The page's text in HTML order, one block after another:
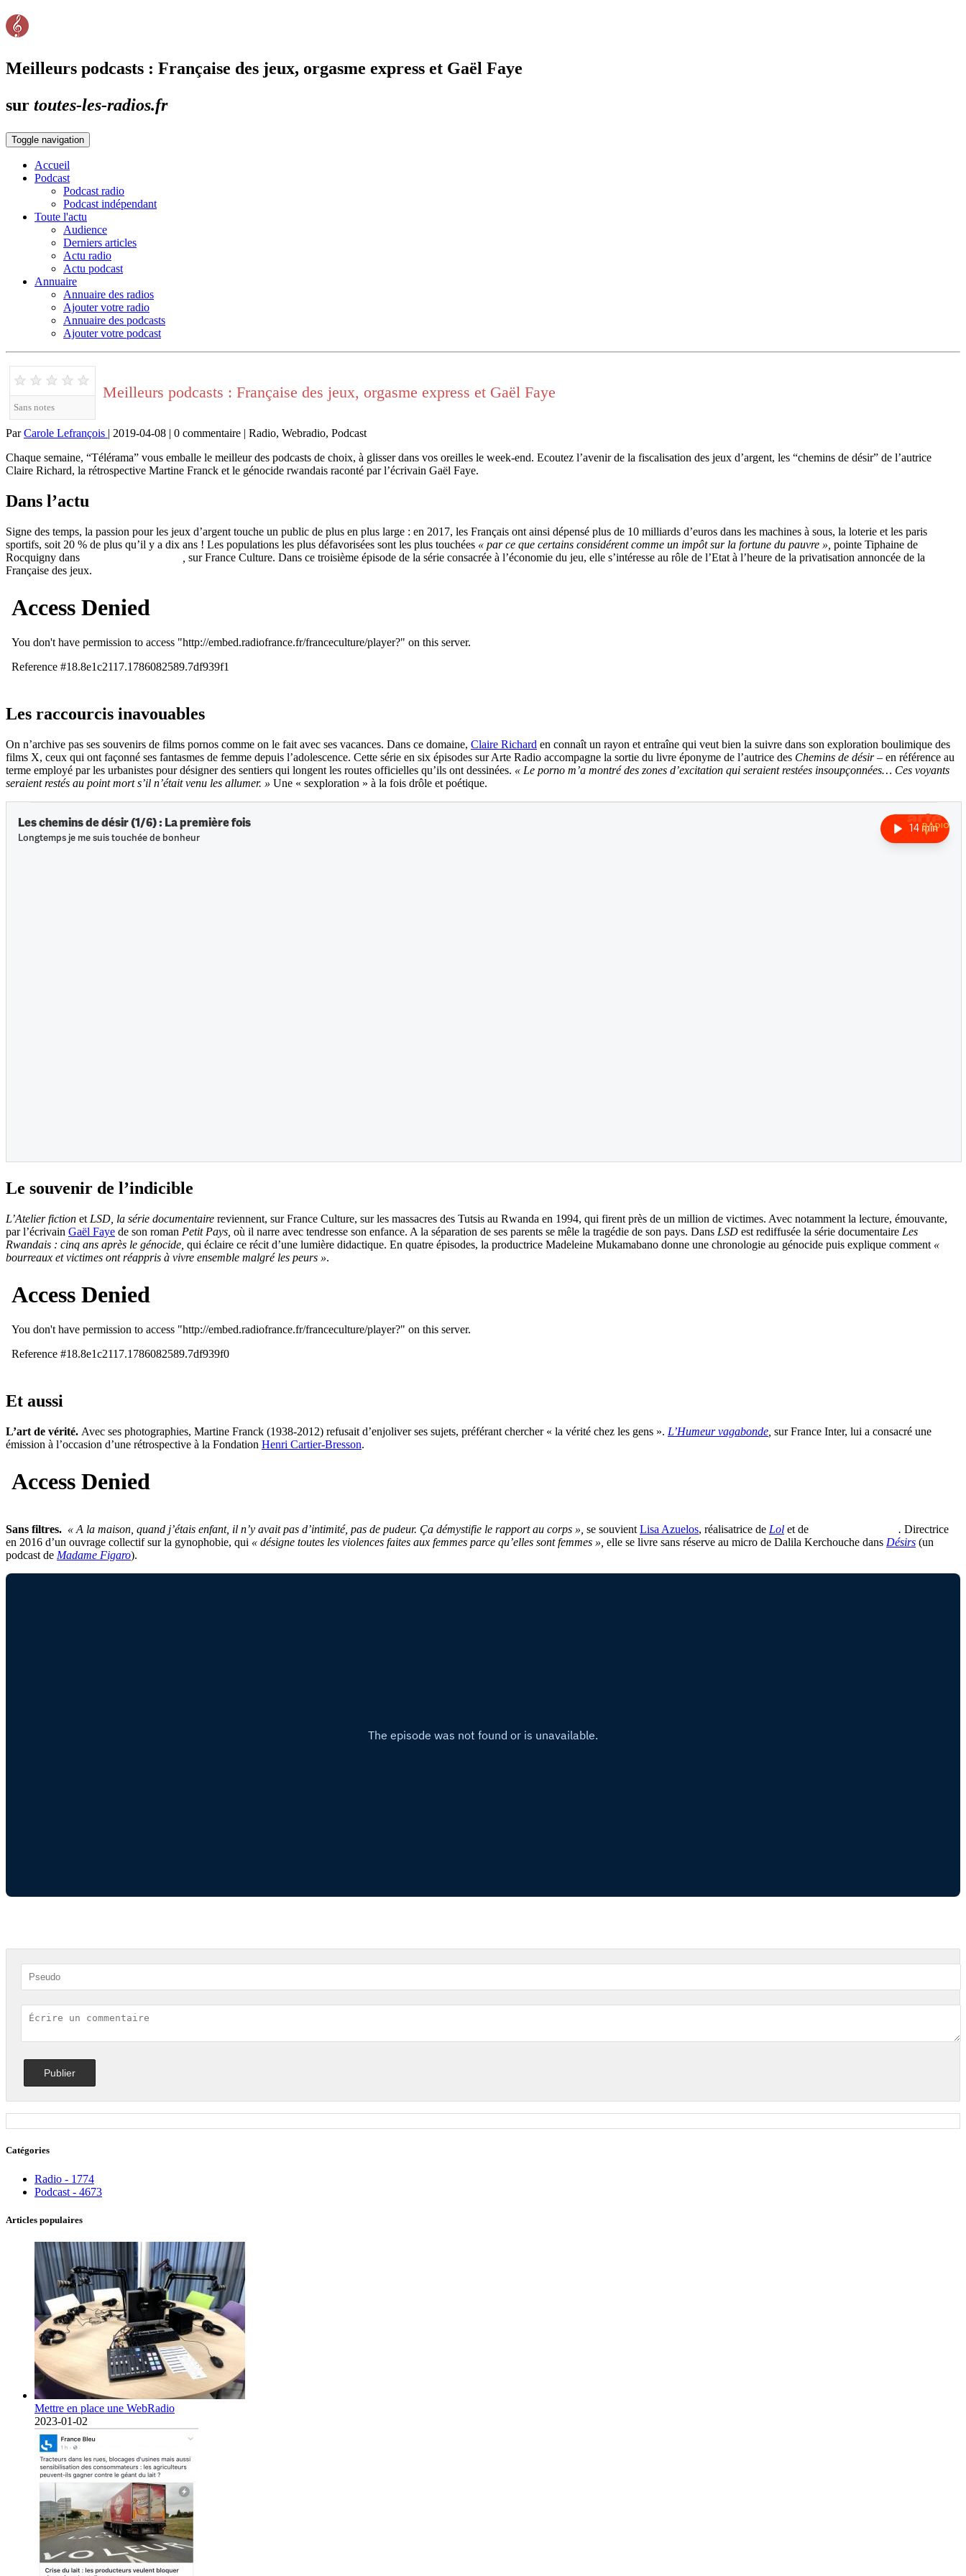
Meilleurs podcasts : Française des jeux, orgasme express et Gaël Faye
sur toutes-les-radios.fr
Toggle navigation
Accueil
Podcast
Podcast radio
Podcast indépendant
Toute l'actu
Audience
Derniers articles
Actu radio
Actu podcast
Annuaire
Annuaire des radios
Ajouter votre radio
Annuaire des podcasts
Ajouter votre podcast
★ ★ ★ ★ ★
Sans notes
Meilleurs podcasts : Française des jeux, orgasme express et Gaël Faye
ParCarole Lefrançois | 2019-04-08 | 0 commentaire | Radio, Webradio, Podcast
Chaque semaine, “Télérama” vous emballe le meilleur des podcasts de choix, à glisser dans vos oreilles le week-end. Ecoutez l’avenir de la fiscalisation des jeux d’argent, les “chemins de désir” de l’autrice
Claire Richard, la rétrospective Martine Franck et le génocide rwandais raconté par l’écrivain Gaël Faye.
Dans l’actu
Signe des temps, la passion pour les jeux d’argent touche un public de plus en plus large : en 2017, les Français ont ainsi dépensé plus de 10 milliards d’euros dans les machines à sous, la loterie et les paris
sportifs, soit 20 % de plus qu’il y a dix ans ! Les populations les plus défavorisées sont les plus touchées « par ce que certains considérent comme un impôt sur la fortune du pauvre », pointe Tiphaine de
Rocquigny dans
sur France Culture. Dans ce troisième épisode de la série consacrée à l’économie du jeu, elle s’intéresse au rôle de l’Etat à l’heure de la privatisation annoncée de la
Française des jeux.
Les raccourcis inavouables
On n’archive pas ses souvenirs de films pornos comme on le fait avec ses vacances. Dans ce domaine, Claire Richard en connaît un rayon et entraîne qui veut bien la suivre dans son exploration boulimique des
films X, ceux qui ont façonné ses fantasmes de femme depuis l’adolescence. Cette série en six épisodes sur Arte Radio accompagne la sortie du livre éponyme de l’autrice des Chemins de désir– en référence au
terme employé par les urbanistes pour désigner des sentiers qui longent les routes officielles qu’ils ont dessinées. « Le porno m’a montré des zones d’excitation qui seraient restées insoupçonnées… Ces voyants
seraient restés au point mort s’il n’était venu les allumer. » Une « sexploration » à la fois drôle et poétique.
Le souvenir de l’indicible
L’Atelier fiction et LSD, la série documentaire reviennent, sur France Culture, sur les massacres des Tutsis au Rwanda en 1994, qui firent près de un million de victimes. Avec notamment la lecture, émouvante,
par l’écrivain Gaël Faye de son roman Petit Pays, où il narre avec tendresse son enfance. A la séparation de ses parents se mêle la tragédie de son pays. Dans LSD est rediffusée la série documentaire Les
Rwandais : cinq ans après le génocide, qui éclaire ce récit d’une lumière didactique. En quatre épisodes, la productrice Madeleine Mukamabano donne une chronologie au génocide puis explique comment «
bourreaux et victimes ont réappris à vivre ensemble malgré les peurs ».
Et aussi
L’art de vérité. Avec ses photographies, Martine Franck (1938-2012) refusait d’enjoliver ses sujets, préférant chercher « la vérité chez les gens ». L’Humeur vagabonde sur France Inter, lui a consacré une
émission à l’occasion d’une rétrospective à la Fondation Henri Cartier-Bresson.
Sans filtres. « A la maison, quand j’étais enfant, il n’y avait pas d’intimité, pas de pudeur. Ça démystifie le rapport au corps », se souvient Lisa Azuelos, réalisatrice de Lol et de . Directrice
en 2016 d’un ouvrage collectif sur la gynophobie, qui « désigne toutes les violences faites aux femmes parce qu’elles sont femmes », elle se livre sans réserve au micro de Dalila Kerchouche dans Désirs (un
podcast de Madame Figaro).
Catégories
Radio - 1774
Podcast - 4673
Articles populaires
Mettre en place une WebRadio
2023-01-02